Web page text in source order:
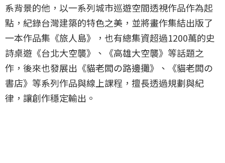
系背景的他，以一系列城市巡遊空間透視作品作為起
點，紀錄台灣建築的特色之美，並將畫作集結出版了
一本作品集《旅人島》，也有總集資超過1200萬的史
詩桌遊《台北大空襲》、《高雄大空襲》等話題之
作，後來也發展出《貓老闆の路邊攤》、《貓老闆の
書店》等系列作品與線上課程，擅長透過規劃與紀
律，讓創作穩定輸出。